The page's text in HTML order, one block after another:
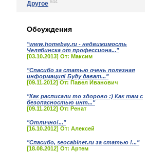
Другое 844
Обсуждения
"www.homebay.ru - недвижимость
Челябинска от профессиона..."
[03.10.2013] От: Максим
"Спасибо за статью очень полезная
информация! Буду дават..."
[09.11.2012] От: Павел Иванович
"Как расписали то здорово :) Как там с
безопасностью инт..."
[09.11.2012] От: Ренат
"Отлично!..."
[16.10.2012] От: Алексей
"Спасибо, seocabinet.ru за статью !..."
[18.08.2012] От: Артем